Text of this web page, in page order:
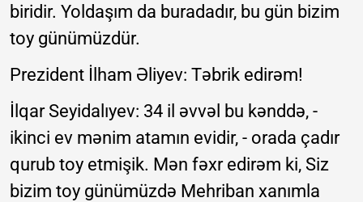
biridir. Yoldaşım da buradadır, bu gün bizim
toy günümüzdür.
Prezident İlham Əliyev: Təbrik edirəm!
İlqar Seyidalıyev: 34 il əvvəl bu kənddə, -
ikinci ev mənim atamın evidir, - orada çadır
qurub toy etmişik. Mən fəxr edirəm ki, Siz
bizim toy günümüzdə Mehriban xanımla